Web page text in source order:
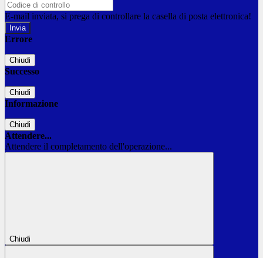
E-mail inviata, si prega di controllare la casella di posta elettronica!
Errore
Chiudi
Successo
Chiudi
Informazione
Chiudi
Attendere...
Attendere il completamento dell'operazione...
Chiudi